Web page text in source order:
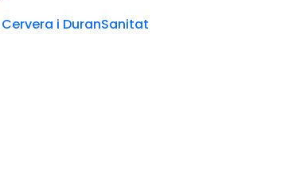
i DuranSanitat